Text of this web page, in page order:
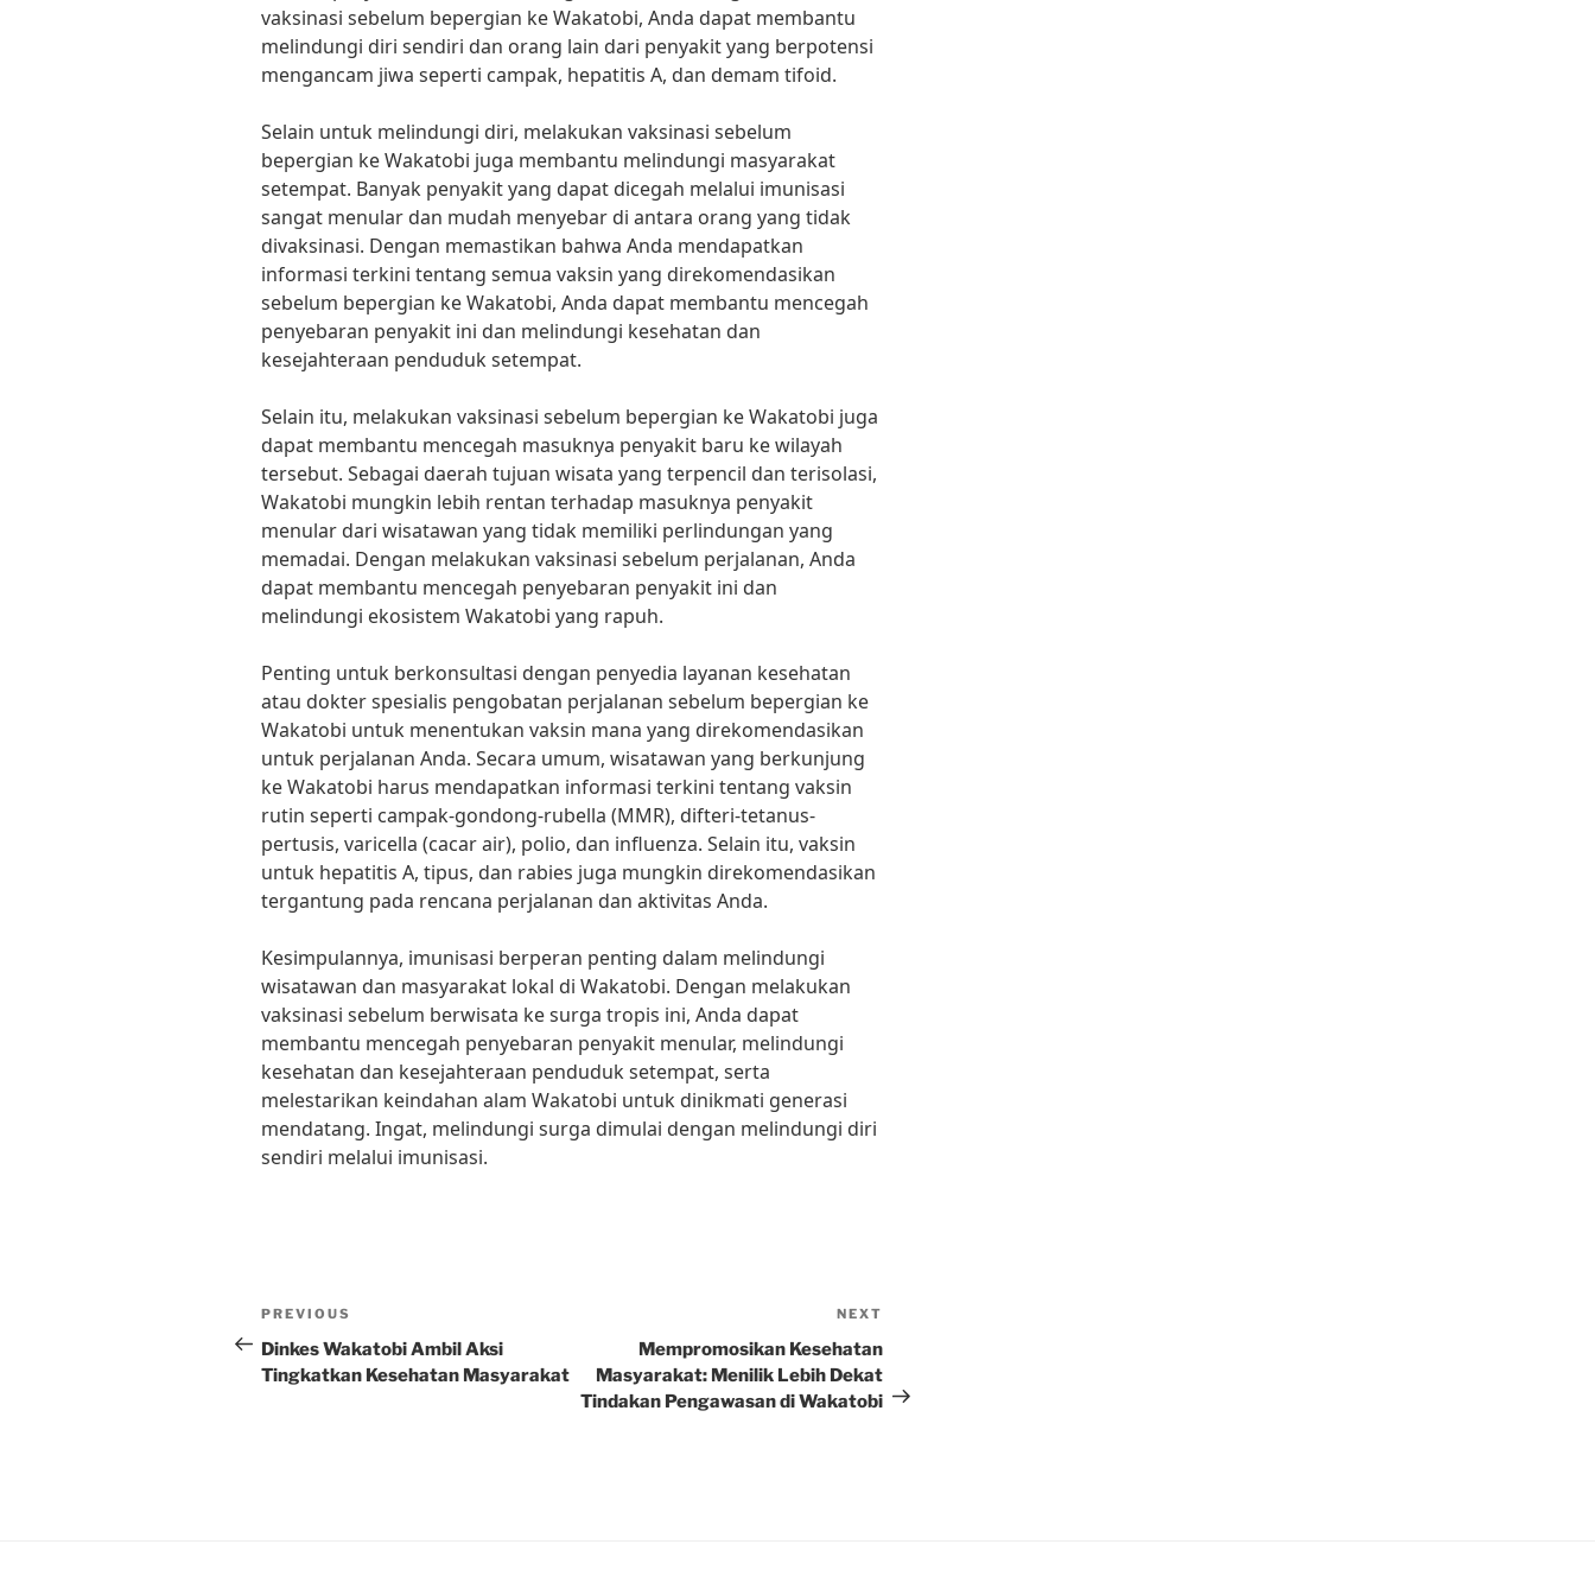
vaksinasi sebelum bepergian ke Wakatobi, Anda dapat membantu
melindungi diri sendiri dan orang lain dari penyakit yang berpotensi
mengancam jiwa seperti campak, hepatitis A, dan demam tifoid.
Selain untuk melindungi diri, melakukan vaksinasi sebelum
bepergian ke Wakatobi juga membantu melindungi masyarakat
setempat. Banyak penyakit yang dapat dicegah melalui imunisasi
sangat menular dan mudah menyebar di antara orang yang tidak
divaksinasi. Dengan memastikan bahwa Anda mendapatkan
informasi terkini tentang semua vaksin yang direkomendasikan
sebelum bepergian ke Wakatobi, Anda dapat membantu mencegah
penyebaran penyakit ini dan melindungi kesehatan dan
kesejahteraan penduduk setempat.
Selain itu, melakukan vaksinasi sebelum bepergian ke Wakatobi juga
dapat membantu mencegah masuknya penyakit baru ke wilayah
tersebut. Sebagai daerah tujuan wisata yang terpencil dan terisolasi,
Wakatobi mungkin lebih rentan terhadap masuknya penyakit
menular dari wisatawan yang tidak memiliki perlindungan yang
memadai. Dengan melakukan vaksinasi sebelum perjalanan, Anda
dapat membantu mencegah penyebaran penyakit ini dan
melindungi ekosistem Wakatobi yang rapuh.
Penting untuk berkonsultasi dengan penyedia layanan kesehatan
atau dokter spesialis pengobatan perjalanan sebelum bepergian ke
Wakatobi untuk menentukan vaksin mana yang direkomendasikan
untuk perjalanan Anda. Secara umum, wisatawan yang berkunjung
ke Wakatobi harus mendapatkan informasi terkini tentang vaksin
rutin seperti campak-gondong-rubella (MMR), difteri-tetanus-
pertusis, varicella (cacar air), polio, dan influenza. Selain itu, vaksin
untuk hepatitis A, tipus, dan rabies juga mungkin direkomendasikan
tergantung pada rencana perjalanan dan aktivitas Anda.
Kesimpulannya, imunisasi berperan penting dalam melindungi
wisatawan dan masyarakat lokal di Wakatobi. Dengan melakukan
vaksinasi sebelum berwisata ke surga tropis ini, Anda dapat
membantu mencegah penyebaran penyakit menular, melindungi
kesehatan dan kesejahteraan penduduk setempat, serta
melestarikan keindahan alam Wakatobi untuk dinikmati generasi
mendatang. Ingat, melindungi surga dimulai dengan melindungi diri
sendiri melalui imunisasi.
Post
navigation
Previous
Post
PREVIOUS
Dinkes Wakatobi Ambil Aksi
Tingkatkan Kesehatan Masyarakat
Post
NEXT
Mempromosikan Kesehatan
Masyarakat: Menilik Lebih Dekat
Tindakan Pengawasan di Wakatobi